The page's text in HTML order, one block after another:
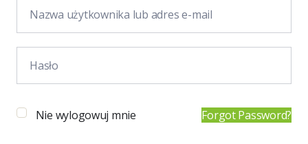
Nie wylogowuj mnie Forgot Password?